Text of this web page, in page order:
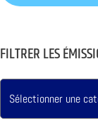
FILTRER LES